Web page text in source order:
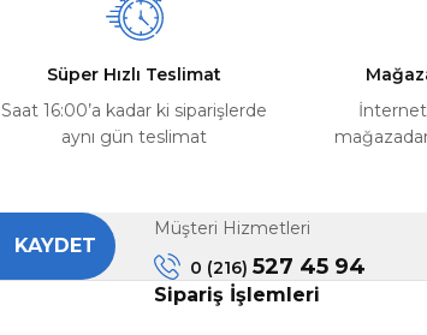
Süper Hızlı Teslimat
Saat 16:00’a kadar ki siparişlerde
aynı gün teslimat
KAYDET
Müşteri Hizmetleri
0 (216) 527 45 94
Sipariş İşlemleri